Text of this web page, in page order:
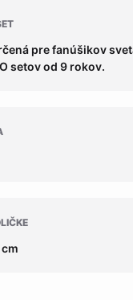
pre fanúšikov
setov od 9 rokov.